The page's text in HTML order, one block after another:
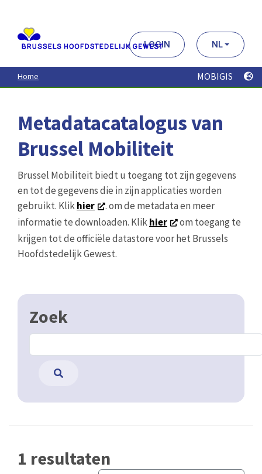
contenu
principal
LOGIN NL
Home MOBIGIS
Metadatacatalogus van
Brussel Mobiliteit
Brussel Mobiliteit biedt u toegang tot zijn gegevens
en tot de gegevens die in zijn applicaties worden
gebruikt. Klikhier
. om de metadata en meer
informatie te downloaden. Klikhier
om toegang te
krijgen tot de officiële datastore voor het Brussels
Hoofdstedelijk Gewest.
Zoek
1 resultaten